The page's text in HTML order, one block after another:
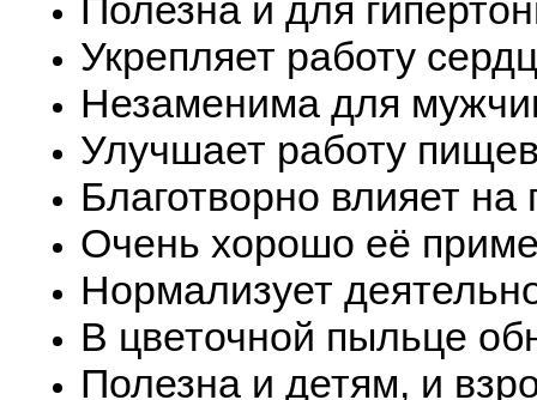
Полезна и для
Укрепляет работу
Незаменима для
Улучшает работу
Благотворно влияет на
Очень хорошо её
Нормализует
В цветочной пыльце
Полезна и детям, и